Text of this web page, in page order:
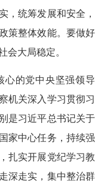
，统筹发展和安全，
策整体效能。要做好
会大局稳定。
的党中央坚强领导
机关深入学习贯彻习
是习近平总书记关于
家中心任务，持续强
扎实开展党纪学习教
深走实，集中整治群